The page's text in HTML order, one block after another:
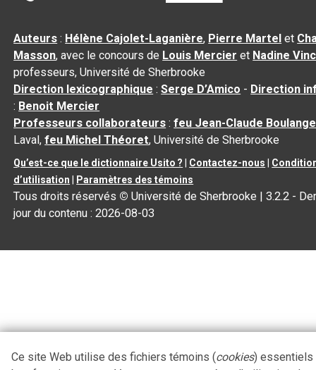
Auteurs : Hélène Cajolet-Laganière, Pierre Martel et
Masson, avec le concours de Louis Mercier et Nadine
professeurs, Université de Sherbrooke
Direction lexicographique :Serge D’Amico - Direction
: Benoit Mercier
Professeurs collaborateurs :feu Jean-Claude
Laval,feu Michel Théoret, Université de Sherbrooke
Qu’est-ce que le dictionnaire Usito ? Contactez-nous
d’utilisation
Paramètres des témoins
Tous droits réservés © Université de Sherbrooke |3.2.2 -
jour du contenu :2026-08-03
Ce site Web utilise des fichiers témoins (cookies) essentiels